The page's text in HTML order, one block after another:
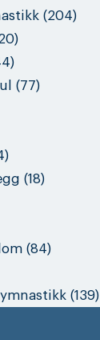
(204)
(77)
(18)
(84)
(139)